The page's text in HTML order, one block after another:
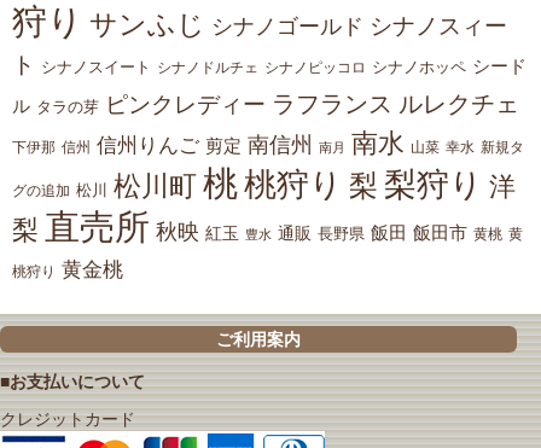
狩り サンふじ シナノゴールド シナノスィー
ト
シナノスイート シナノドルチェ シナノピッコロ シナノホッペ シード
ル タラの芽 ピンクレディー ラフランス ルレクチェ
下伊那 信州 信州りんご 剪定 南信州 南月 南水 山菜 幸水 新規タ
グの追加 松川 松川町 桃桃狩り 梨 梨狩り 洋
梨 直売所 秋映 紅玉 豊水 通販 長野県 飯田 飯田市 黄桃 黄
桃狩り 黄金桃
ご利用案内
■お支払いについて
クレジットカード